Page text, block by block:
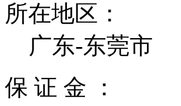
所在地区：
广东-东莞市
保 证 金 ：